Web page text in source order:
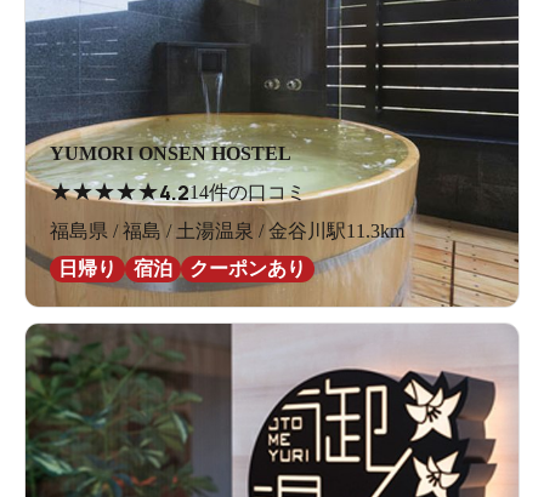
YUMORI ONSEN HOSTEL
★★★★★4.214件の口コミ
福島県 / 福島 / 土湯温泉 / 金谷川駅11.3km
日帰り
宿泊 クーポンあり